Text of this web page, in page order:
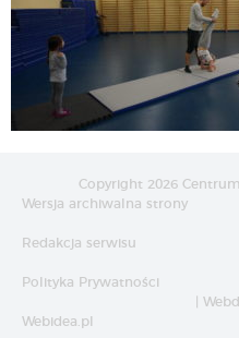
Copyright 2026
Wersja archiwalna strony
Redakcja serwisu
Polityka Prywatności
|
Webidea.pl